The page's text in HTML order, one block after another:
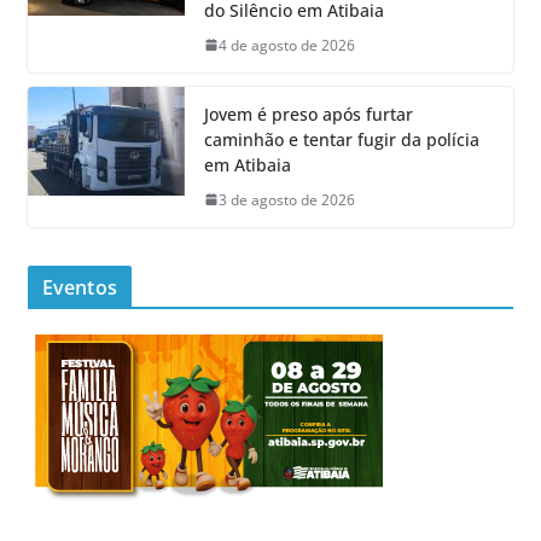
do Silêncio em Atibaia
4 de agosto de 2026
Jovem é preso após furtar
caminhão e tentar fugir da polícia
em Atibaia
3 de agosto de 2026
Eventos